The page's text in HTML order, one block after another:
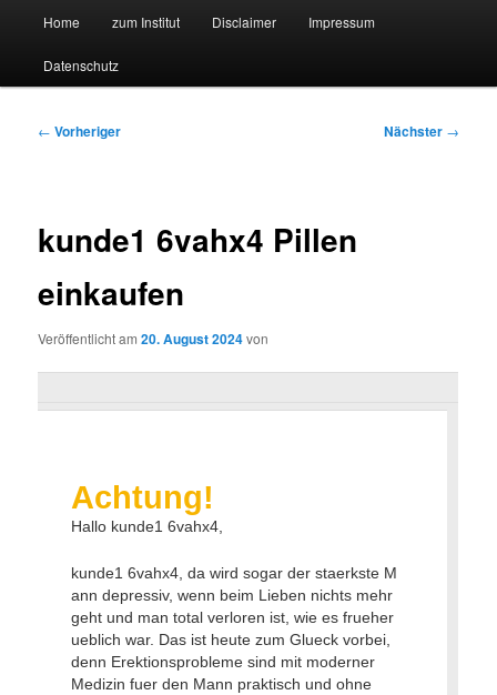
Suchmaschine Forschung und
Technologie
Zum
primären
Zum
sekundären
Home zum Institut Disclaimer Impressum
Datenschutz
Beitragsnavigation
← Vorheriger Nächster →
kunde1 6vahx4 Pillen
einkaufen
Veröffentlicht am20. August 2024von
Achtung!
Hallo kunde1 6vahx4,
kunde1 6vahx4, da wird sogar der staerkste M
ann depressiv, wenn beim Lieben nichts mehr
geht und man total verloren ist, wie es frueher
ueblich war. Das ist heute zum Glueck vorbei,
denn Erektionsprobleme sind mit moderner
Medizin fuer den Mann praktisch und ohne